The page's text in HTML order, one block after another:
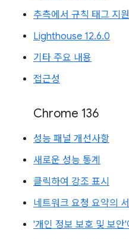
추측에서 규칙 태그 지원
Lighthouse 12.6.0
기타 주요 내용
접근성
Chrome 136
성능 패널 개선사항
새로운 성능 통계
클릭하여 강조 표시
네트워크 요청 요약의
'개인 정보 보호 및 보안